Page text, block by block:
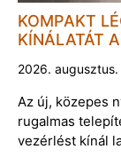
KOMPAKT
KÍNÁLATÁT
2026.
Az új, közepes
rugalmas
vezérlést kínál